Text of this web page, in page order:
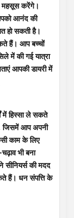
महसूस करेंगे।
आनंद की
हो सकती है।
हैं। आप बच्चों
में की गई यात्रा
आपकी डायरी में
में हिस्सा ले सकते
जिसमें आप अपनी
काम के लिए
भी बना
की मदद
हैं। धन संपत्ति के